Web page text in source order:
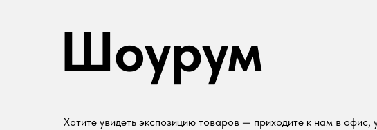
Шоурум
Хотите увидеть экспозицию товаров — приходите к нам в офис,